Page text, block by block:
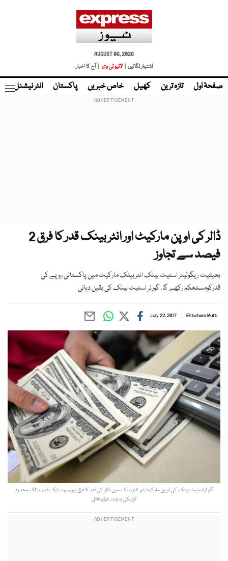
AUGUST 06, 2026
اشتہار لگائیں |
لائیو ٹی وی | آج کا اخبار
صفحۂ اول تازہ ترین کھیل خاص خبریں پاکستان انٹر نیشنل
ڈالر کی اوپن مارکیٹ اور انٹر بینک قدر کا فرق 2
فیصد سے تجاوز
بحیثیت ریگولیٹر اسٹیٹ بینک انٹربینک مارکیٹ میں پاکستانی روپے کی
قدرکومستحکم رکھے گا، گورنر اسٹیٹ بینک کی یقین دہانی
Ehtisham Mufti
July 22, 2017
گورنر اسٹیٹ بینک کی اوپن مارکیٹ اور انٹربینک میں ڈالر کی قدر کا فرق بہرصورت ایک فیصد تک محدود
کرنیکی ہدایت۔ فوٹو: فائل